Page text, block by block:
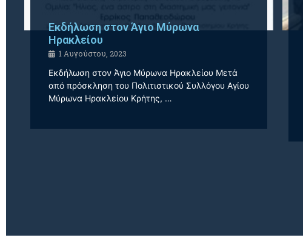
Εκδήλωση στον Άγιο Μύρωνα
Ηρακλείου
1 Αυγούστου, 2023
Εκδήλωση στον Άγιο Μύρωνα Ηρακλείου Μετά
από πρόσκληση του Πολιτιστικού Συλλόγου Αγίου
Μύρωνα Ηρακλείου Κρήτης, …